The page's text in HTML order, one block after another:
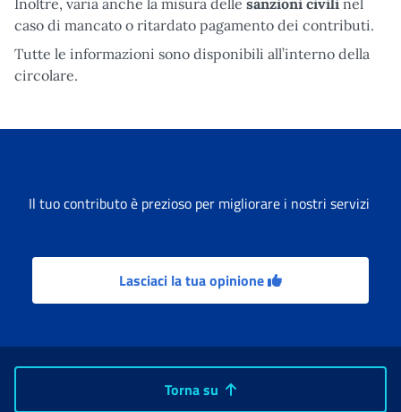
caso di mancato o ritardato pagamento dei contributi.
Tutte le informazioni sono disponibili all’interno della
circolare.
Il tuo contributo è prezioso per migliorare i nostri servizi
Lasciaci la tua opinione
Torna su